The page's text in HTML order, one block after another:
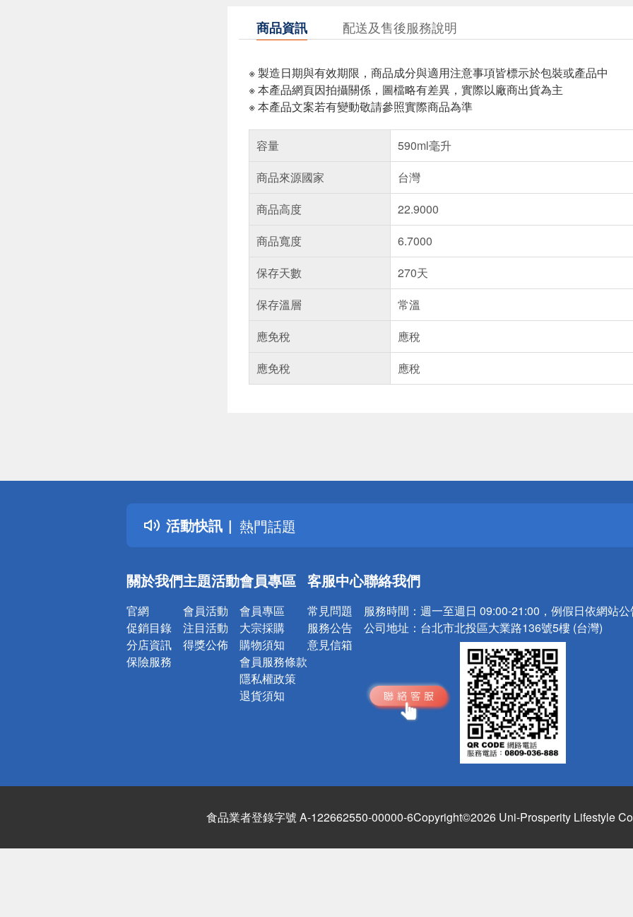
商品資訊 配送及售後服務說明
※ 製造日期與有效期限，商品成分與適用注意事項皆標示於包裝或產品中
※ 本產品網頁因拍攝關係，圖檔略有差異，實際以廠商出貨為主
※ 本產品文案若有變動敬請參照實際商品為準
容量
590ml毫升
商品來源國家
台灣
商品高度
22.9000
商品寬度
6.7000
保存天數
270天
保存溫層
常溫
應免稅
應稅
應免稅
應稅
活動快訊
詐騙網頁！請小心！
得獎公告
熱門話題
銀行優惠
詐騙網頁！請小心！
關於我們
官網
促銷目錄
分店資訊
保險服務
主題活動
會員活動
注目活動
得獎公佈
會員專區
會員專區
大宗採購
購物須知
會員服務條款
隱私權政策
退貨須知
客服中心
常見問題
服務公告
意見信箱
聯絡我們
服務時間： 週一至週日 09:00-21:00，例假日依網站
公司地址： 台北市北投區大業路136號5樓 (台灣)
食品業者登錄字號 A-122662550-00000-6Copyright©2026 Uni-Prosperity Lifestyle